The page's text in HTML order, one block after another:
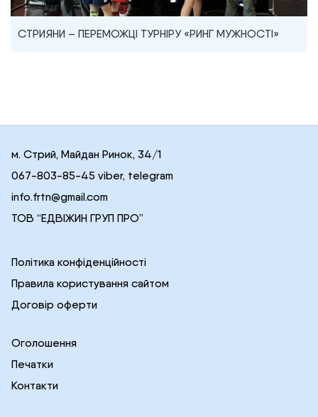
СТРИЯНИ – ПЕРЕМОЖЦІ ТУРНІРУ «РИНГ МУЖНОСТІ»
м. Стрий, Майдан Ринок, 34/1
067-803-85-45 viber, telegram
info.frtn@gmail.com
ТОВ “ЕДВІЖИН ГРУП ПРО”
Політика конфіденційності
Правила користування сайтом
Договір оферти
Оголошення
Печатки
Контакти